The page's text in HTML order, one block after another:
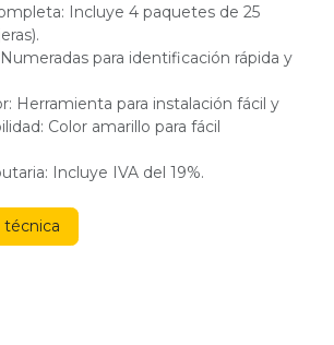
Incluye 4 paquetes de 25
para identificación rápida y
Herramienta para instalación fácil y
Color amarillo para fácil
Incluye IVA del 19%.
técnica